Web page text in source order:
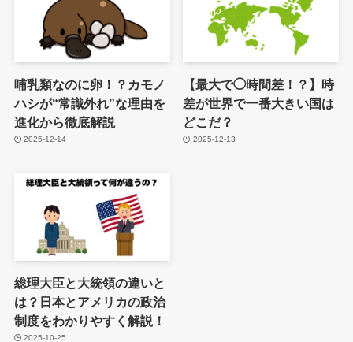
哺乳類なのに卵！？カモノ
ハシが“常識外れ”な理由を
進化から徹底解説
2025-12-14
【最大で◯時間差！？】時
差が世界で一番大きい国は
どこだ？
2025-12-13
総理大臣と大統領の違いと
は？日本とアメリカの政治
制度をわかりやすく解説！
2025-10-25